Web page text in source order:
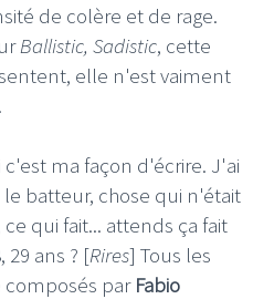
de colère et de rage.
Ballistic, Sadistic, cette
elle n'est vaiment
c'est ma façon d'écrire. J'ai
batteur, chose qui n'était
qui fait... attends ça fait
ans ? [Rires] Tous les
composés par Fabio